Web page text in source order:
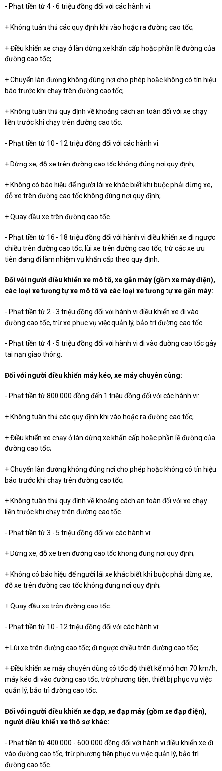
- Phạt tiền từ 4 - 6 triệu đồng đối với các hành vi:
+ Không tuân thủ các quy định khi vào hoặc ra đường cao tốc;
+ Điều khiển xe chạy ở làn dừng xe khẩn cấp hoặc phần lề đường của
đường cao tốc;
+ Chuyển làn đường không đúng nơi cho phép hoặc không có tín hiệu
báo trước khi chạy trên đường cao tốc;
+ Không tuân thủ quy định về khoảng cách an toàn đối với xe chạy
liền trước khi chạy trên đường cao tốc.
- Phạt tiền từ 10 - 12 triệu đồng đối với các hành vi:
+ Dừng xe, đỗ xe trên đường cao tốc không đúng nơi quy định;
+ Không có báo hiệu để người lái xe khác biết khi buộc phải dừng xe,
đỗ xe trên đường cao tốc không đúng nơi quy định;
+ Quay đầu xe trên đường cao tốc.
- Phạt tiền từ 16 - 18 triệu đồng đối với hành vi điều khiển xe đi ngược
chiều trên đường cao tốc, lùi xe trên đường cao tốc, trừ các xe ưu
tiên đang đi làm nhiệm vụ khẩn cấp theo quy định.
Đối với người điều khiển xe mô tô, xe gắn máy (gồm xe máy điện),
các loại xe tương tự xe mô tô và các loại xe tương tự xe gắn máy:
- Phạt tiền từ 2 - 3 triệu đồng đối với hành vi điều khiển xe đi vào
đường cao tốc, trừ xe phục vụ việc quản lý, bảo trì đường cao tốc.
- Phạt tiền từ 4 - 5 triệu đồng đối với hành vi đi vào đường cao tốc gây
tai nạn giao thông.
Đối với người điều khiển máy kéo, xe máy chuyên dùng:
- Phạt tiền từ 800.000 đồng đến 1 triệu đồng đối với các hành vi:
+ Không tuân thủ các quy định khi vào hoặc ra đường cao tốc;
+ Điều khiển xe chạy ở làn dừng xe khẩn cấp hoặc phần lề đường của
đường cao tốc;
+ Chuyển làn đường không đúng nơi cho phép hoặc không có tín hiệu
báo trước khi chạy trên đường cao tốc;
+ Không tuân thủ quy định về khoảng cách an toàn đối với xe chạy
liền trước khi chạy trên đường cao tốc.
- Phạt tiền từ 3 - 5 triệu đồng đối với các hành vi:
+ Dừng xe, đỗ xe trên đường cao tốc không đúng nơi quy định;
+ Không có báo hiệu để người lái xe khác biết khi buộc phải dừng xe,
đỗ xe trên đường cao tốc không đúng nơi quy định;
+ Quay đầu xe trên đường cao tốc.
- Phạt tiền từ 10 - 12 triệu đồng đối với các hành vi:
+ Lùi xe trên đường cao tốc; đi ngược chiều trên đường cao tốc;
+ Điều khiển xe máy chuyên dùng có tốc độ thiết kế nhỏ hơn 70 km/h,
máy kéo đi vào đường cao tốc, trừ phương tiện, thiết bị phục vụ việc
quản lý, bảo trì đường cao tốc.
Đối với người điều khiển xe đạp, xe đạp máy (gồm xe đạp điện),
người điều khiển xe thô sơ khác:
- Phạt tiền từ 400.000 - 600.000 đồng đối với hành vi điều khiển xe đi
vào đường cao tốc, trừ phương tiện phục vụ việc quản lý, bảo trì
đường cao tốc.